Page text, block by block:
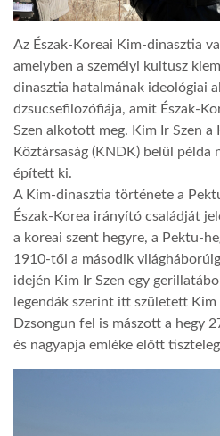
Az Észak-Koreai Kim-dinasztia
amelyben a személyi kultusz
dinasztia hatalmának ideológiai
dzsucsefilozófiája, amit Észak-
Szen alkotott meg. Kim Ir Szen
Köztársaság (KNDK) belül
épített ki.
A Kim-dinasztia története a
Észak-Korea irányító családját
a koreai szent hegyre, a Pektu-
1910-től a második
idején Kim Ir Szen egy
legendák szerint itt született
Dzsongun fel is mászott a hegy
és nagyapja emléke előtt